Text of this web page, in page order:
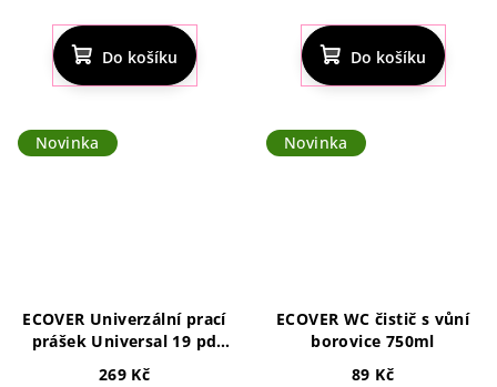
Do košíku Do košíku
Novinka
ECOVER Univerzální prací
prášek Universal 19 pd
269 Kč
Novinka
ECOVER WC čistič s vůní
borovice 750ml
89 Kč